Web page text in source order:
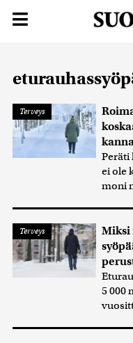
Terveys
Peräti
ei ole
moni
Terveys
Miksi
5 000